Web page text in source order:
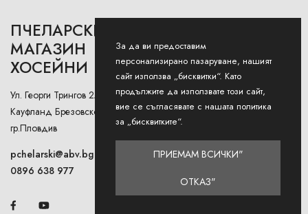
ПЧЕЛАРСКИ
МАГАЗИН
ХОСЕЙНИ
Ул. Георги Трингов 2А (до
Кауфланд Брезовско Шосе),
гр.Пловдив
pchelarski@abv.bg
0896 638 977
Понеделник - Петък: 9AM -
12:30PM и 13:00РМ - 18:00РМ
Събота: 9AM - 13PM
За да ви предоставим
персонализирано пазаруване, нашият
сайт използва „бисквитки“. Като
продължите да използвате този сайт,
вие се съгласявате с нашата политика
за „бисквитките“.
ПРИЕМАМ ВСИЧКИ"
ОТКАЗ"